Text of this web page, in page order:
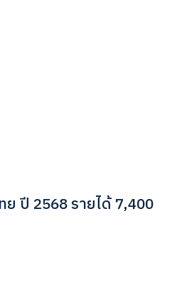
ย ปี 2568 รายได้ 7,400